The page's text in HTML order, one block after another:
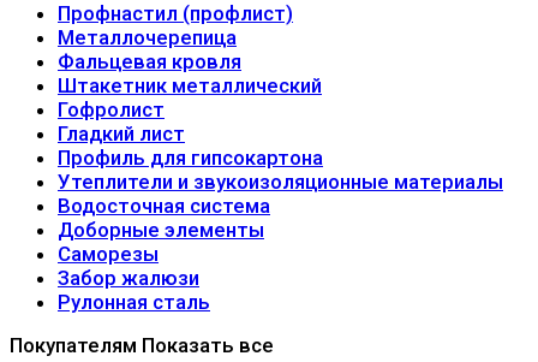
Профнастил (профлист)
Металлочерепица
Фальцевая кровля
Штакетник металлический
Гофролист
Гладкий лист
Профиль для гипсокартона
Утеплители и звукоизоляционные материалы
Водосточная система
Доборные элементы
Саморезы
Забор жалюзи
Рулонная сталь
Покупателям Показать все